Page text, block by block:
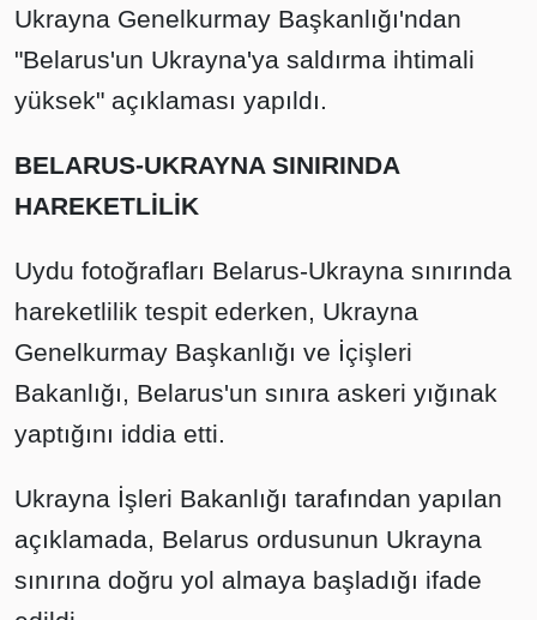
Ukrayna Genelkurmay Başkanlığı'ndan
"Belarus'un Ukrayna'ya saldırma ihtimali
yüksek" açıklaması yapıldı.
BELARUS-UKRAYNA SINIRINDA
HAREKETLİLİK
Uydu fotoğrafları Belarus-Ukrayna sınırında
hareketlilik tespit ederken, Ukrayna
Genelkurmay Başkanlığı ve İçişleri
Bakanlığı, Belarus'un sınıra askeri yığınak
yaptığını iddia etti.
Ukrayna İşleri Bakanlığı tarafından yapılan
açıklamada, Belarus ordusunun Ukrayna
sınırına doğru yol almaya başladığı ifade